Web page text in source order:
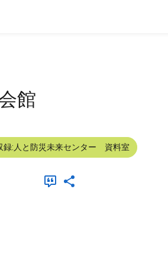
館
録:人と防災未来センター 資料室